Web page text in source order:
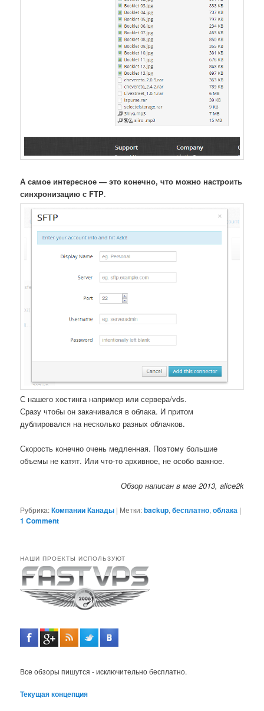
А самое интересное — это конечно, что можно настроить
синхронизацию с FTP.
С нашего хостинга например или сервера/vds.
Сразу чтобы он закачивался в облака. И притом
дублировался на несколько разных облачков.
Скорость конечно очень медленная. Поэтому большие
объемы не катят. Или что-то архивное, не особо важное.
Обзор написан в мае 2013, alice2k
Рубрика:Компании Канады | Метки:backup,бесплатно,облака |
1 Comment
НАШИ ПРОЕКТЫ ИСПОЛЬЗУЮТ
Все обзоры пишутся - исключительно бесплатно.
Текущая концепция